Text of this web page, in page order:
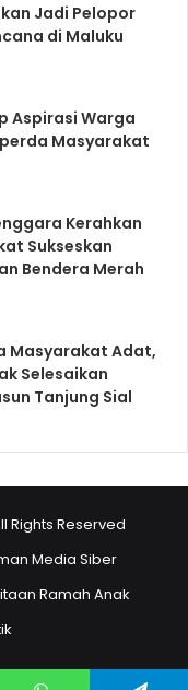
Jadi Pelopor
di Maluku
Aspirasi Warga
Masyarakat
Kerahkan
Sukseskan
Bendera Merah
Masyarakat Adat,
Selesaikan
Tanjung Sial
Rights Reserved
Media Siber
Ramah Anak